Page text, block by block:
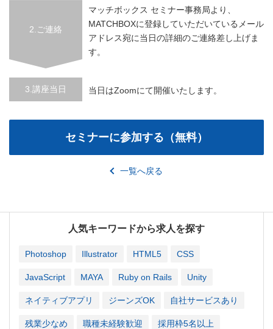
2.ご連絡
マッチボックス セミナー事務局より、
MATCHBOXに登録していただいているメール
アドレス宛に当日の詳細のご連絡差し上げま
す。
3.講座当日 当日はZoomにて開催いたします。
一覧へ戻る
人気キーワードから求人を探す
Photoshop Illustrator HTML5 CSS
JavaScript MAYA Ruby on Rails Unity
ネイティブアプリ ジーンズOK 自社サービスあり
残業少なめ 職種未経験歓迎 採用枠5名以上